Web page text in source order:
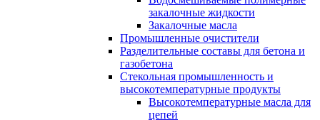
закалочные жидкости
Закалочные масла
Промышленные очистители
Разделительные составы для бетона и
газобетона
Стекольная промышленность и
высокотемпературные продукты
Высокотемпературные масла для
цепей